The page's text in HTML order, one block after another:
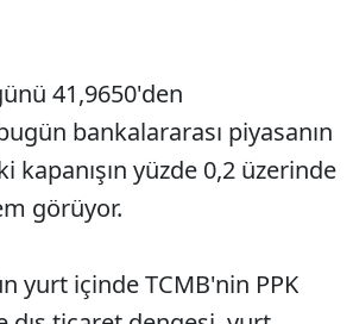
41,9650'den
bankalararası piyasanın
kapanışın yüzde 0,2 üzerinde
görüyor.
yurt içinde TCMB'nin PPK